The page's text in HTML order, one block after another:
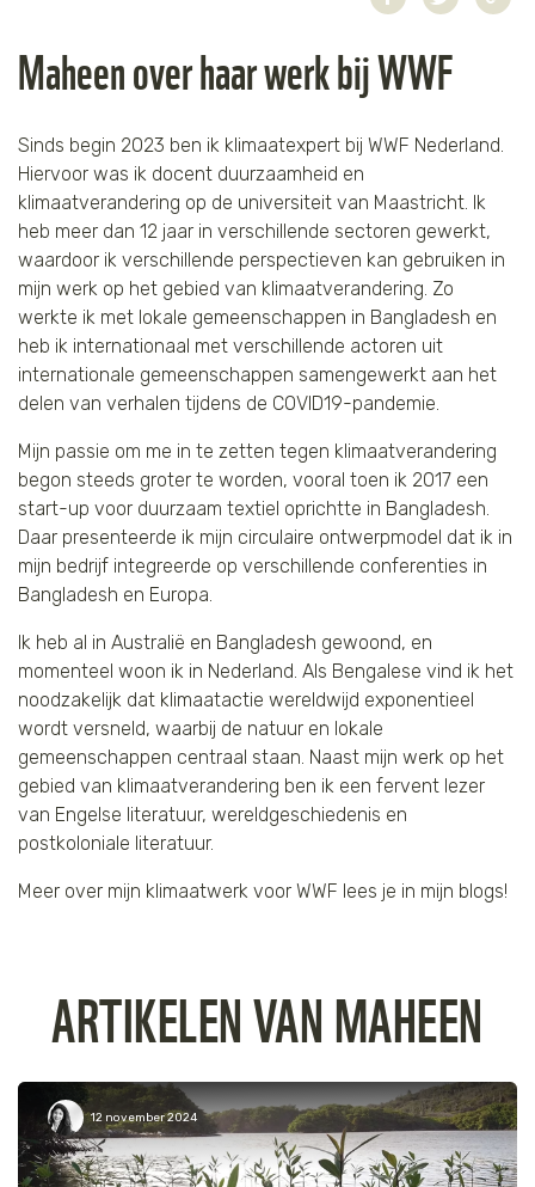
Maheen over haar werk bij WWF
Sinds begin 2023 ben ik klimaatexpert bij WWF Nederland.
Hiervoor was ik docent duurzaamheid en
klimaatverandering op de universiteit van Maastricht. Ik
heb meer dan 12 jaar in verschillende sectoren gewerkt,
waardoor ik verschillende perspectieven kan gebruiken in
mijn werk op het gebied van klimaatverandering. Zo
werkte ik met lokale gemeenschappen in Bangladesh en
heb ik internationaal met verschillende actoren uit
internationale gemeenschappen samengewerkt aan het
delen van verhalen tijdens de COVID19-pandemie.
Mijn passie om me in te zetten tegen klimaatverandering
begon steeds groter te worden, vooral toen ik 2017 een
start-up voor duurzaam textiel oprichtte in Bangladesh.
Daar presenteerde ik mijn circulaire ontwerpmodel dat ik in
mijn bedrijf integreerde op verschillende conferenties in
Bangladesh en Europa.
Ik heb al in Australië en Bangladesh gewoond, en
momenteel woon ik in Nederland. Als Bengalese vind ik het
noodzakelijk dat klimaatactie wereldwijd exponentieel
wordt versneld, waarbij de natuur en lokale
gemeenschappen centraal staan. Naast mijn werk op het
gebied van klimaatverandering ben ik een fervent lezer
van Engelse literatuur, wereldgeschiedenis en
postkoloniale literatuur.
Meer over mijn klimaatwerk voor WWF lees je in mijn blogs!
ARTIKELEN VAN MAHEEN
12 november 2024
Koraal
Leeuw
Luipaard
Neushoorn
Olifant
Orang-oetan
Panda
Steur
Tijger
Walvis
IJsbeer
Zeeschildpad
Speelgoed